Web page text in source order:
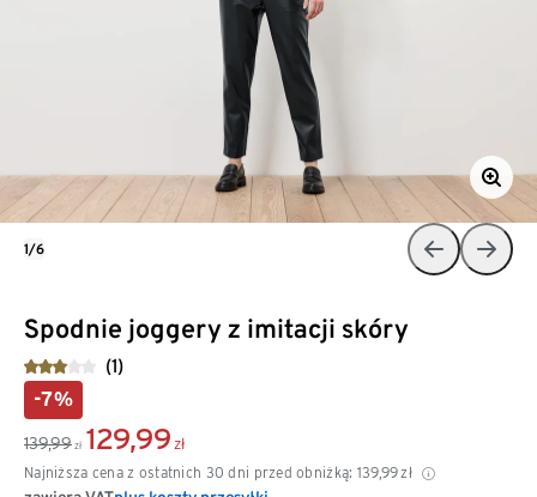
Spodnie joggery z imitacji skóry
(1)
-7%
139,99 zł 129,99 zł
Najniższa cena z ostatnich 30 dni przed obniżką: 139,99 zł
1/6